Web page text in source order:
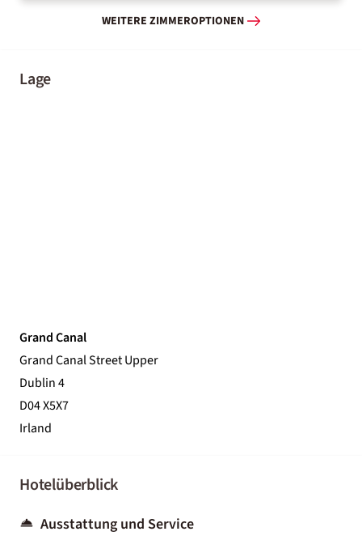
WEITERE ZIMMEROPTIONEN
Lage
Grand Canal
Grand Canal Street Upper
Dublin 4
D04 X5X7
Irland
Hotelüberblick
Ausstattung und Service